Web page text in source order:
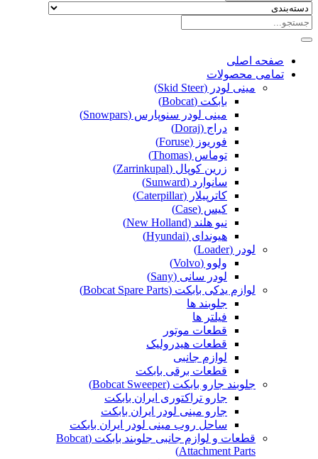
صفحه اصلی
تمامی محصولات
مینی لودر (Skid Steer)
بابکت (Bobcat)
مینی لودر سنوپارس (Snowpars)
دراج (Doraj)
فوریوز (Foruse)
توماس (Thomas)
زرین کوپال (Zarrinkupal)
سانوارد (Sunward)
کاترپیلار (Caterpillar)
کیس (Case)
نیو هلند (New Holland)
هیوندای (Hyundai)
لودر (Loader)
ولوو (Volvo)
لودر سانی (Sany)
لوازم یدکی بابکت (Bobcat Spare Parts)
جلوبند ها
فیلتر ها
قطعات موتور
قطعات هیدرولیک
لوازم جانبی
قطعات برقی بابکت
جلوبند جارو بابکت (Bobcat Sweeper)
جارو تراکتوری ایران بابکت
جارو مینی لودر ایران بابکت
ساحل روب مینی لودر ایران بابکت
قطعات و لوازم جانبی جلوبند بابکت (Bobcat
Attachment Parts)